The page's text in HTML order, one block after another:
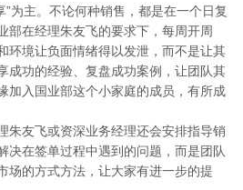
”为主。不论何种销售，都是在一个日复
部在经理朱友飞的要求下，每周开周
环境让负面情绪得以发泄，而不是让其
成功的经验、复盘成功案例，让团队其
加入国业部这个小家庭的成员，有所成
朱友飞或资深业务经理还会安排指导销
决在签单过程中遇到的问题，而是团队
场的方式方法，让大家有进一步的提